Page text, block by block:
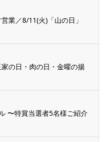
業／8/11(火)「山の日」
の日・肉の日・金曜の揚
〜特賞当選者5名様ご紹介